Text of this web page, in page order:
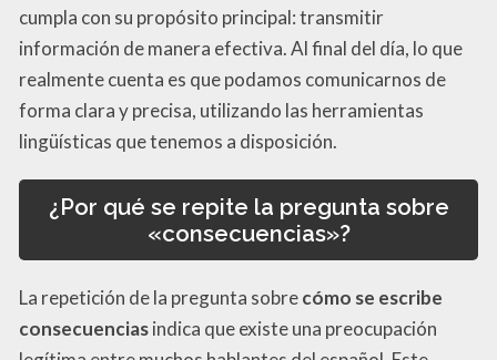
cumpla con su propósito principal: transmitir
información de manera efectiva. Al final del día, lo que
realmente cuenta es que podamos comunicarnos de
forma clara y precisa, utilizando las herramientas
lingüísticas que tenemos a disposición.
¿Por qué se repite la pregunta sobre
«consecuencias»?
La repetición de la pregunta sobrecómo se escribe
consecuenciasindica que existe una preocupación